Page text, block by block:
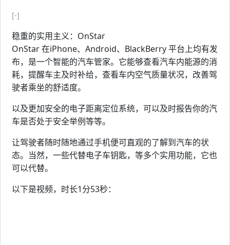
[-]
稳重的实用主义：OnStar
OnStar 在iPhone、Android、BlackBerry 平台上均有发
布，是一个智能的汽车管家。它能够查看汽车内能源的消
耗，提醒车主及时补给，查看车内空气质量状况，改善驾
驶者乘坐的舒适度。
以及更加安全的电子距离定位系统，可以及时报告你的汽
车是否处于安全举例等等。
让驾驶者随时随地通过手机便可直观的了解到汽车的状
态。当然，一些代替电子车钥匙，等多个实用功能，它也
可以代替。
以下是视频，时长1分53秒：